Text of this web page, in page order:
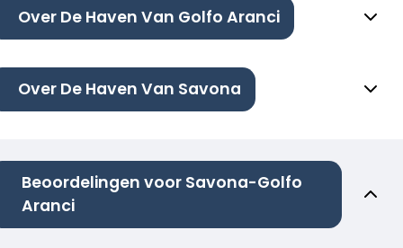
Over De Haven Van Golfo Aranci
Over De Haven Van Savona
Beoordelingen voor Savona-Golfo
Aranci